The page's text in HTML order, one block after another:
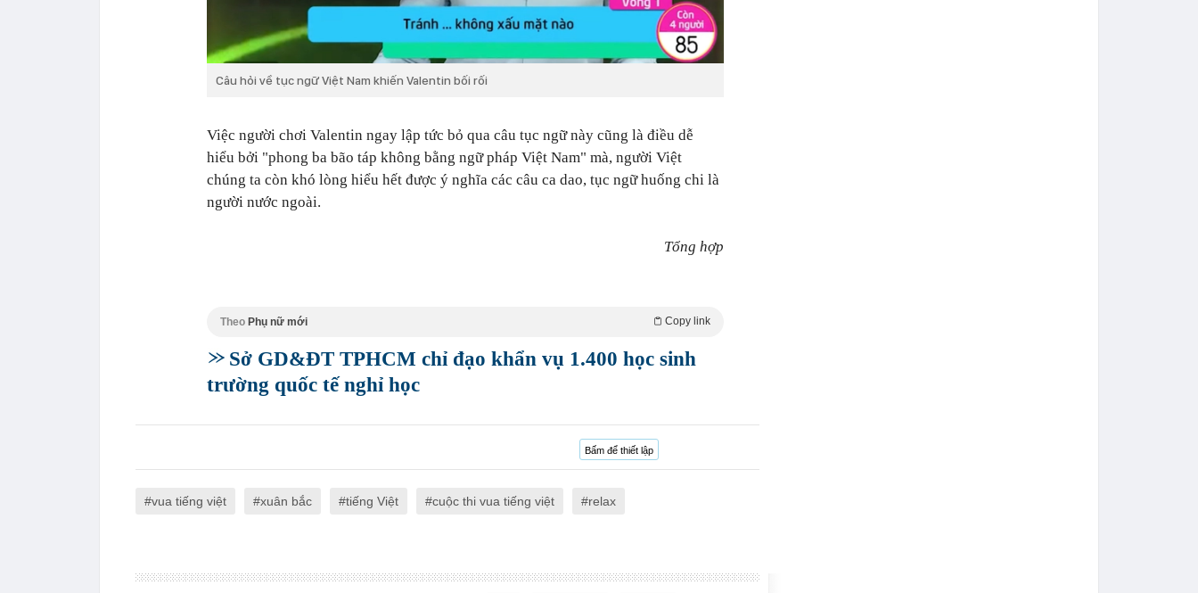
Câu hỏi về tục ngữ Việt Nam khiến Valentin bối rối
Việc người chơi Valentin ngay lập tức bỏ qua câu tục ngữ này cũng là điều dễ
hiểu bởi "phong ba bão táp không bằng ngữ pháp Việt Nam" mà, người Việt
chúng ta còn khó lòng hiểu hết được ý nghĩa các câu ca dao, tục ngữ huống chi là
người nước ngoài.
Tổng hợp
Theo Phụ nữ mới Copy link
Sở GD&ĐT TPHCM chỉ đạo khẩn vụ 1.400 học sinh
trường quốc tế nghỉ học
Bấm để thiết lập
vua tiếng việt xuân bắc tiếng Việt cuộc thi vua tiếng việt relax